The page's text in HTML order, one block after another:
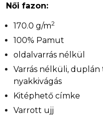
Női fazon:
170.0 g/m2
100% Pamut
oldalvarrás nélkül
Varrás nélküli, duplán
nyakkivágás
Kitéphető címke
Varrott ujj